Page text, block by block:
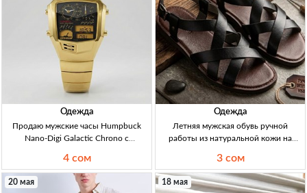
Одежда
Продаю мужские часы Humpbuck
Nano-Digi Galactic Chrono с
секундомером — 2412M Муж.
цифровые часы Nano-Digi Galactic
Chrono 2412M; темп., будильн., 2-е
4 сом
Одежда
Летняя мужская обувь ручной
работы из натуральной кожи на
Кыргызстан Мужская летняя обувь
(босоножки/шлепанцы) hand-made
на заказ из 100% нат. кожи.
3 сом
20 мая 18 мая